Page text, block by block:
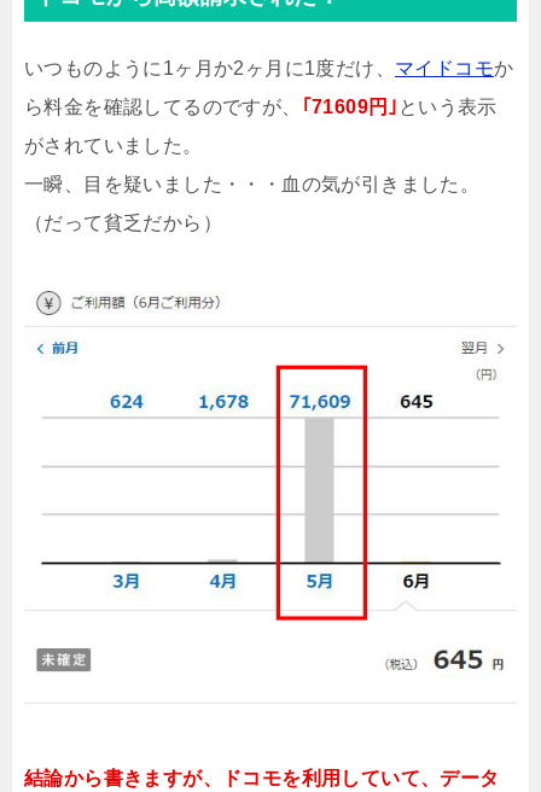
いつものように1ヶ月か2ヶ月に1度だけ、 マイドコモか
ら料金を確認してるのですが、
｢71609円｣ という表示
がされていました。
一瞬、目を疑いました・・・血の気が引きました。
（だって貧乏だから）
結論から書きますが、ドコモを利用していて、データ